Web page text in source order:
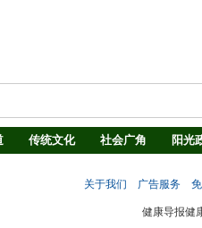
传统文化 社会广角
阳光
关于我们 广告服务
健康导报健